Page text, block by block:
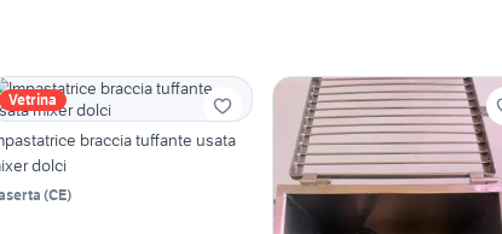
Vetrina
braccia tuffante usata
dolci
(CE)